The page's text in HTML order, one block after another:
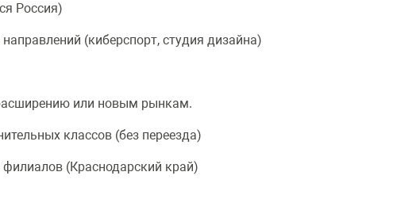
Россия)
(киберспорт, студия дизайна)
или новым рынкам.
классов (без переезда)
(Краснодарский край)